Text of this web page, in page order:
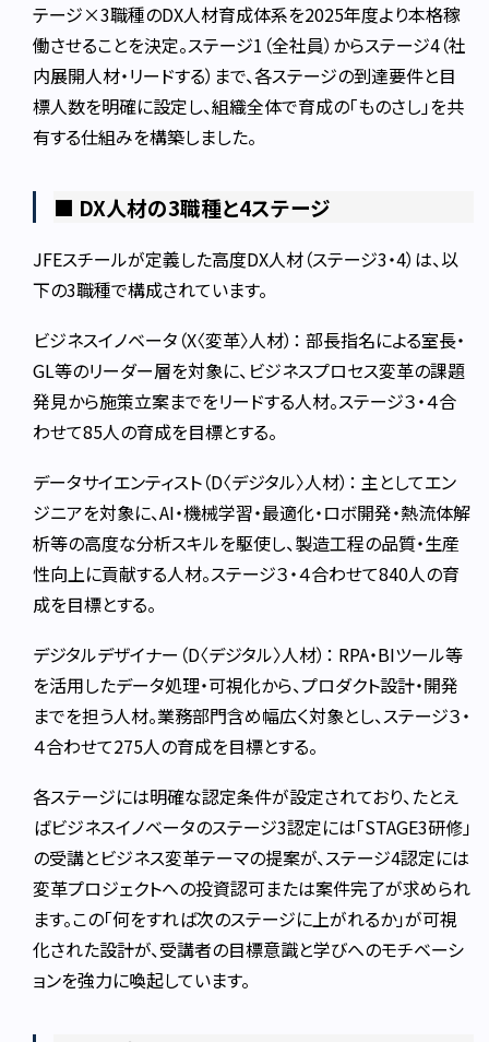
テージ×3職種のDX人材育成体系を2025年度より本格稼
働させることを決定。ステージ1（全社員）からステージ4（社
内展開人材・リードする）まで、各ステージの到達要件と目
標人数を明確に設定し、組織全体で育成の「ものさし」を共
有する仕組みを構築しました。
■ DX人材の3職種と4ステージ
JFEスチールが定義した高度DX人材（ステージ3・4）は、以
下の3職種で構成されています。
ビジネスイノベータ（X〈変革〉人材）： 部長指名による室長・
GL等のリーダー層を対象に、ビジネスプロセス変革の課題
発見から施策立案までをリードする人材。ステージ３・４合
わせて85人の育成を目標とする。
データサイエンティスト（D〈デジタル〉人材）： 主としてエン
ジニアを対象に、AI・機械学習・最適化・ロボ開発・熱流体解
析等の高度な分析スキルを駆使し、製造工程の品質・生産
性向上に貢献する人材。ステージ３・４合わせて840人の育
成を目標とする。
デジタルデザイナー（D〈デジタル〉人材）： RPA・BIツール等
を活用したデータ処理・可視化から、プロダクト設計・開発
までを担う人材。業務部門含め幅広く対象とし、ステージ３・
４合わせて275人の育成を目標とする。
各ステージには明確な認定条件が設定されており、たとえ
ばビジネスイノベータのステージ3認定には「STAGE3研修」
の受講とビジネス変革テーマの提案が、ステージ4認定には
変革プロジェクトへの投資認可または案件完了が求められ
ます。この「何をすれば次のステージに上がれるか」が可視
化された設計が、受講者の目標意識と学びへのモチベーシ
ョンを強力に喚起しています。